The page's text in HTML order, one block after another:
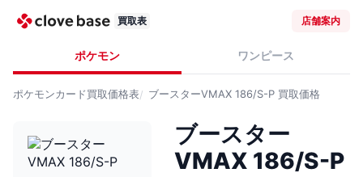
買取表 店舗案内
ポケモン ワンピース
ポケモンカード買取価格表 ブースターVMAX 186/S-P 買取価格
ブースター
VMAX 186/S-P